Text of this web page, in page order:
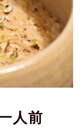
人前